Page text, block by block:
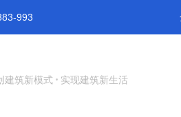
993
建筑新模式 实现建筑新生活